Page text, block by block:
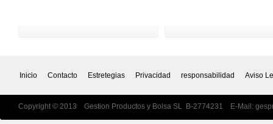
Inicio Contacto Estretegias Privacidad responsabilidad Aviso
Copyright © 2013 Gestion Productos y Bolsa SL B-2774231 E-Mail: